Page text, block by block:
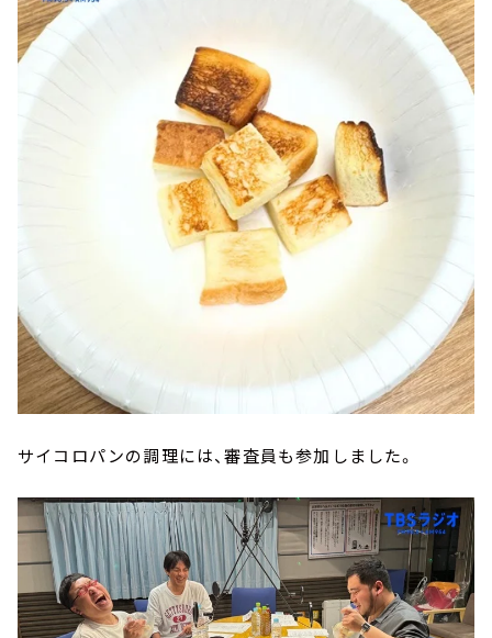
サイコロパンの調理には、審査員も参加しました。